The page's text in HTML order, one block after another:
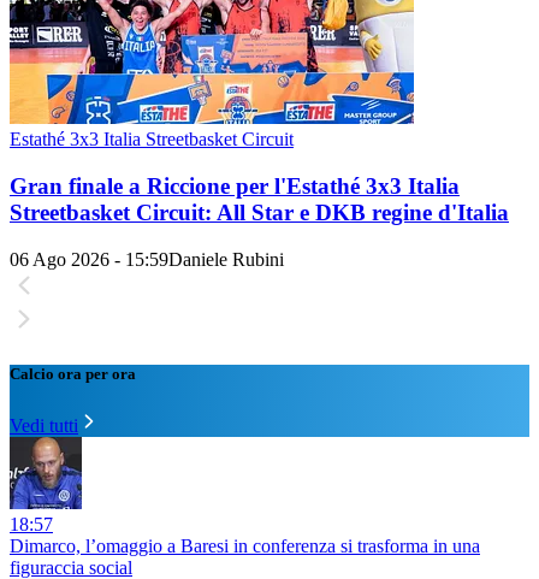
Estathé 3x3 Italia Streetbasket Circuit
Gran finale a Riccione per l'Estathé 3x3 Italia
Streetbasket Circuit: All Star e DKB regine d'Italia
06 Ago 2026 - 15:59Daniele Rubini
Calcio ora per ora
Vedi tutti
18:57
Dimarco, l’omaggio a Baresi in conferenza si trasforma in una
figuraccia social